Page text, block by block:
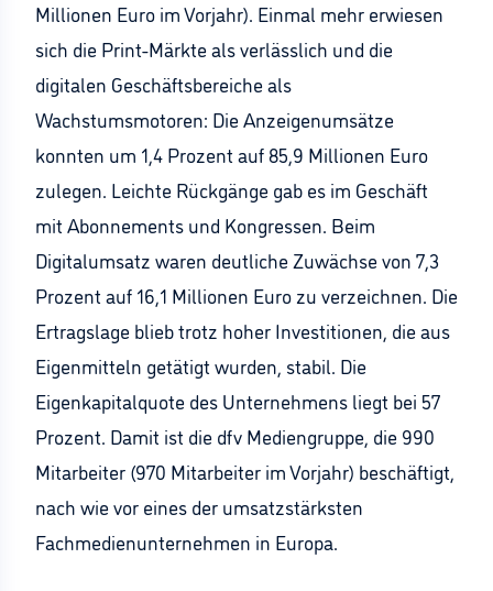
Millionen Euro im Vorjahr). Einmal mehr erwiesen
sich die Print-Märkte als verlässlich und die
digitalen Geschäftsbereiche als
Wachstumsmotoren: Die Anzeigenumsätze
konnten um 1,4 Prozent auf 85,9 Millionen Euro
zulegen. Leichte Rückgänge gab es im Geschäft
mit Abonnements und Kongressen. Beim
Digitalumsatz waren deutliche Zuwächse von 7,3
Prozent auf 16,1 Millionen Euro zu verzeichnen. Die
Ertragslage blieb trotz hoher Investitionen, die aus
Eigenmitteln getätigt wurden, stabil. Die
Eigenkapitalquote des Unternehmens liegt bei 57
Prozent. Damit ist die dfv Mediengruppe, die 990
Mitarbeiter (970 Mitarbeiter im Vorjahr) beschäftigt,
nach wie vor eines der umsatzstärksten
Fachmedienunternehmen in Europa.